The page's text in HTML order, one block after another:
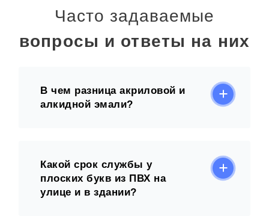
Часто задаваемые
вопросы и ответы на них
В чем разница акриловой и
алкидной эмали?
Какой срок службы у
плоских букв из ПВХ на
улице и в здании?